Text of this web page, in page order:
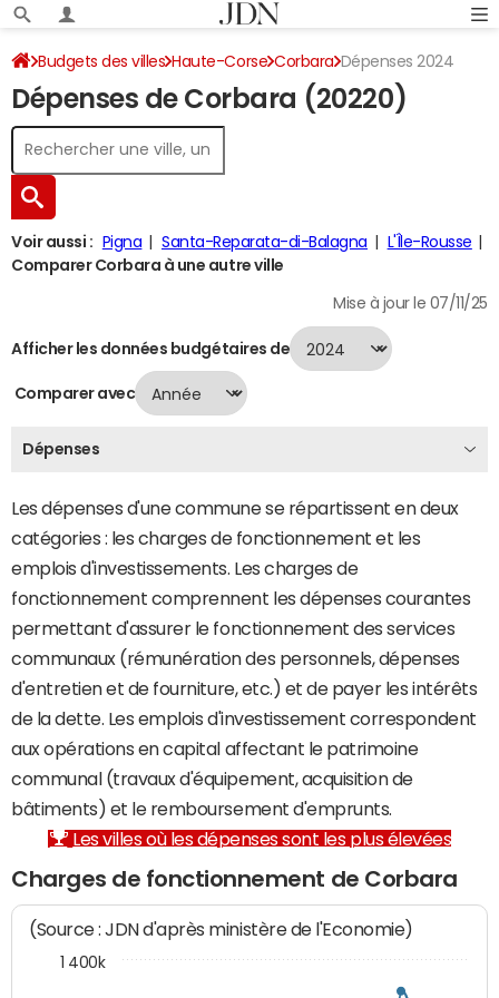
Budgets des villes Haute-Corse Corbara Dépenses 2024
Dépenses de Corbara (20220)
Voir aussi : Pigna Santa-Reparata-di-Balagna
L'Île-Rousse
Comparer Corbara à une autre ville
Mise à jour le 07/11/25
Afficher les données budgétaires de
Comparer avec
Dépenses
Les dépenses d'une commune se répartissent en deux
catégories : les charges de fonctionnement et les
emplois d'investissements. Les charges de
fonctionnement comprennent les dépenses courantes
permettant d'assurer le fonctionnement des services
communaux (rémunération des personnels, dépenses
d'entretien et de fourniture, etc.) et de payer les intérêts
de la dette. Les emplois d'investissement correspondent
aux opérations en capital affectant le patrimoine
communal (travaux d'équipement, acquisition de
bâtiments) et le remboursement d'emprunts.
Les villes où les dépenses sont les plus élevées
Charges de fonctionnement de Corbara
(Source : JDN d'après ministère de l'Economie)
1 400k